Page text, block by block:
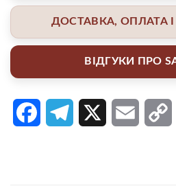
ДОСТАВКА, ОПЛАТА
ВІДГУКИ ПРО
FacebookTelegram Email